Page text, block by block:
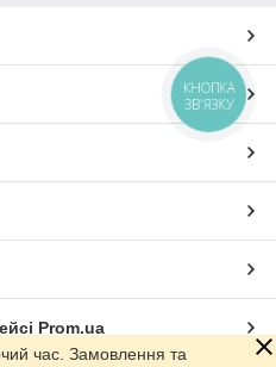
Prom.ua
час. Замовлення та
КНОПКА
ЗВ'ЯЗКУ